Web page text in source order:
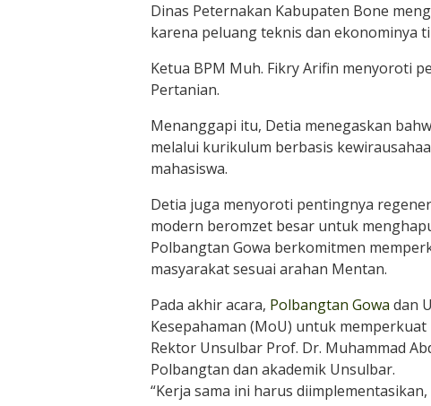
Dinas Peternakan Kabupaten Bone
karena peluang teknis dan ekonominya
Ketua BPM Muh. Fikry Arifin menyoroti
Pertanian.
Menanggapi itu, Detia menegaskan
melalui kurikulum berbasis
mahasiswa.
Detia juga menyoroti pentingnya
modern beromzet besar untuk
Polbangtan Gowa berkomitmen
masyarakat sesuai arahan Mentan.
Pada akhir acara, Polbangtan Gowa dan
Kesepahaman (MoU) untuk
Rektor Unsulbar Prof. Dr. Muhammad
Polbangtan dan akademik Unsulbar.
“Kerja sama ini harus